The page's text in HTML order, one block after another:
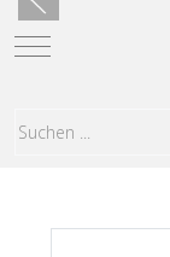
Mobile Menu